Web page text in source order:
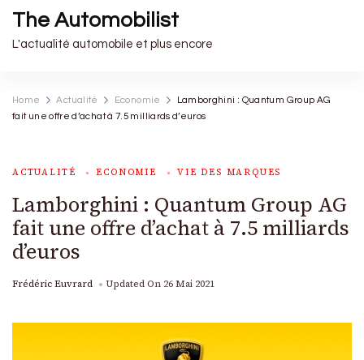
The Automobilist
L'actualité automobile et plus encore
Home Actualité Economie
Lamborghini : Quantum Group AG
fait une offre d’achat à 7.5 milliards d’euros
ACTUALITÉ ECONOMIE VIE DES MARQUES
Lamborghini : Quantum Group AG
fait une offre d’achat à 7.5 milliards
d’euros
Frédéric Euvrard Updated On 26 Mai 2021